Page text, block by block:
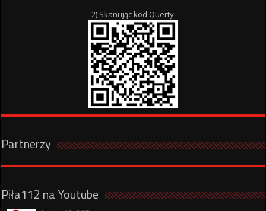
2) Skanując kod Querty
Partnerzy
Piła112 na Youtube